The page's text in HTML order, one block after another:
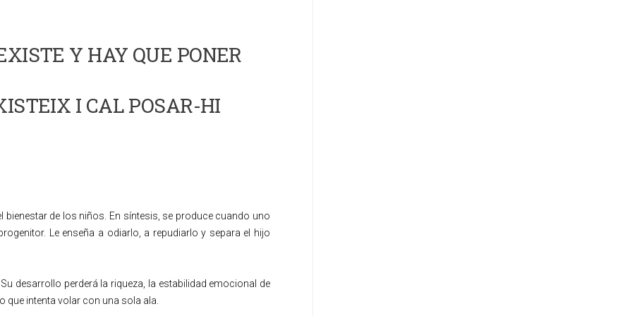
Y HAY QUE PONER
I CAL POSAR-HI
de los niños. En síntesis, se produce cuando uno
Le enseña a odiarlo, a repudiarlo y separa el hijo
desarrollo perderá la riqueza, la estabilidad emocional de
intenta volar con una sola ala.